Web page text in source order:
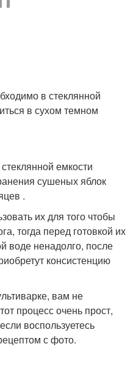
в стеклянной
в сухом темном
емкости
сушеных яблок
.
их для того чтобы
тогда перед готовкой их
воде ненадолго, после
консистенцию
вам не
процесс очень прост,
воспользуетесь
с фото.